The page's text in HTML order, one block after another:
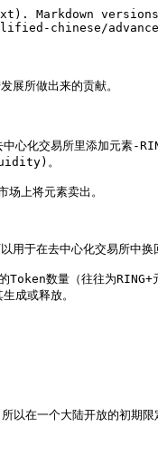
versions
chinese/
展所做出来的贡献。
心化交易所里添加元素-
。
上将元素卖出。
于在去中心化交易所中换
数量（往往为
成或释放。
在一个大陆开放的初期限